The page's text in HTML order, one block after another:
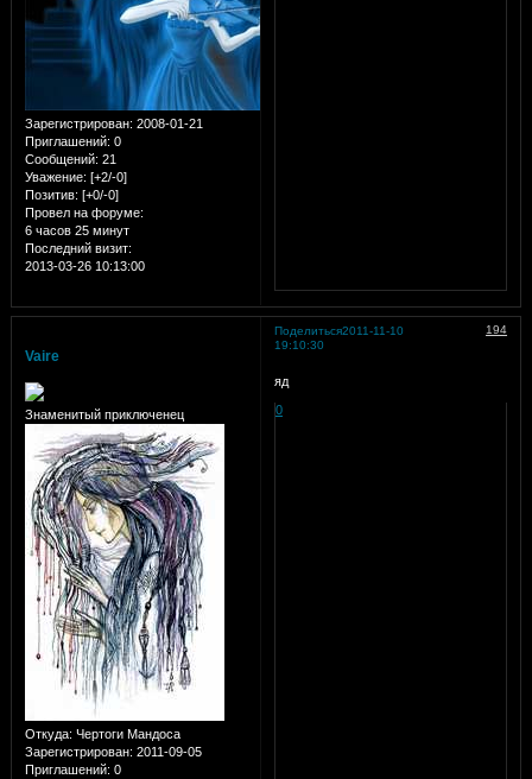
Зарегистрирован: 2008-01-21
Приглашений: 0
Сообщений: 21
Уважение: [+2/-0]
Позитив: [+0/-0]
Провел на форуме:
6 часов 25 минут
Последний визит:
2013-03-26 10:13:00
Поделиться 194
2011-11-10
19:10:30
Vaire
Знаменитый приключенец
Откуда: Чертоги Мандоса
Зарегистрирован: 2011-09-05
Приглашений: 0
яд
0